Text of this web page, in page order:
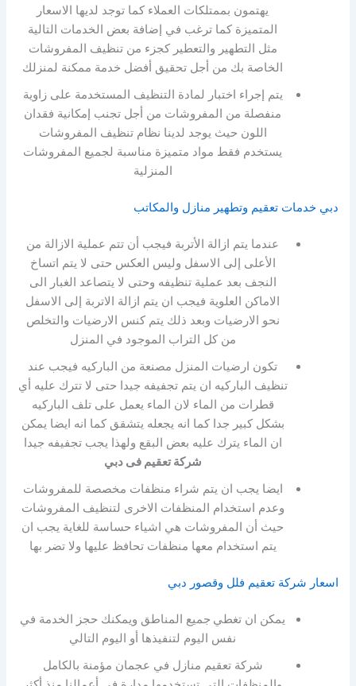
يهتمون بممتلكات العملاء كما توجد لديها الاسعار
المتميزة كما ترغب في إضافة بعض الخدمات التالية
مثل التطهير والتعطير كجزء من تنظيف المفروشات
الخاصة بك من أجل تحقيق أفضل خدمة ممكنة لمنزلك
يتم إجراء اختبار لمادة التنظيف المستخدمة على زاوية
منفصلة من المفروشات من أجل تجنب إمكانية فقدان
اللون حيث يوجد لدينا نظام تنظيف المفروشات
يستخدم فقط مواد متميزة مناسبة لجميع المفروشات
المنزلية
دبي خدمات تعقيم وتطهير منازل والمكاتب
عندما يتم ازالة الأتربة فيجب أن تتم عملية الازالة من
الأعلى إلى الاسفل وليس العكس حتى لا يتم اتساخ
النجف بعد عملية تنظيفه وحتى لا يتصاعد الغبار الى
الاماكن العلوية فيجب ان يتم ازالة الاتربة إلى الاسفل
نحو الارضيات وبعد ذلك يتم كنس الارضيات والتخلص
من كل التراب الموجود في المنزل
تكون ارضيات المنزل مصنعة من الباركيه فيجب عند
تنظيف الباركيه ان يتم تجفيفه جيدا حتى لا تترك عليه أي
قطرات من الماء لان الماء يعمل على تلف الباركيه
بشكل كبير جدا كما انه يجعله يتشقق كما انه ايضا يمكن
ان الماء يترك عليه بعض البقع ولهذا يجب تجفيفه جيدا
شركة تعقيم فى دبي
ايضا يجب ان يتم شراء منظفات مخصصة للمفروشات
وعدم استخدام المنظفات الاخرى لتنظيف المفروشات
حيث أن المفروشات هي اشياء حساسة للغاية يجب ان
يتم استخدام معها منظفات تحافظ عليها ولا تضر بها
اسعار شركة تعقيم فلل وقصور دبي
يمكن ان تغطي جميع المناطق ويمكنك حجز الخدمة في
نفس اليوم لتنفيذها أو اليوم التالي
شركة تعقيم منازل في عجمان مؤمنة بالكامل